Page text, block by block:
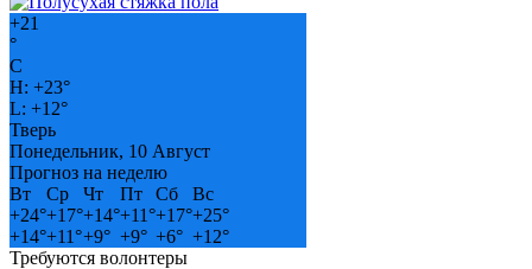
+21
°
C
H: +23°
L: +12°
Тверь
Понедельник, 10 Август
Прогноз на неделю
Вт
Ср Чт Пт Сб
Вс
+24°+17°+14°+11°+17°+25°
+14°+11°+9° +9° +6° +12°
Требуются волонтеры